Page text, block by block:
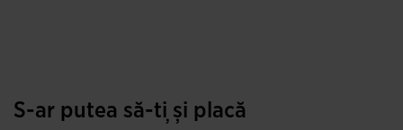
S-ar putea să-ți și placă